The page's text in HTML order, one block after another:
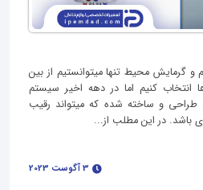
و گرمایش محیط تنها میتوانستیم از بین
انتخاب کنیم اما در دهه اخیر سیستم
و ساخته شده که میتواند رقیب
باشد. در این مطلب از...